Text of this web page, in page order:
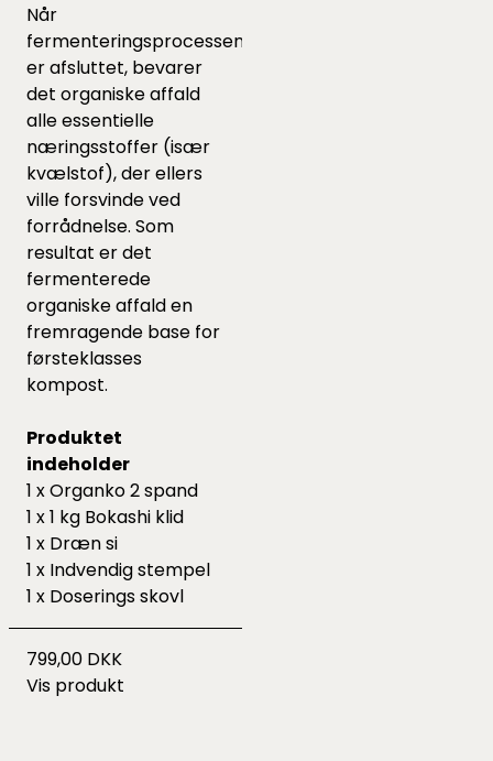
Når
fermenteringsprocessen
er afsluttet, bevarer
det organiske affald
alle essentielle
næringsstoffer (især
kvælstof), der ellers
ville forsvinde ved
forrådnelse. Som
resultat er det
fermenterede
organiske affald en
fremragende base for
førsteklasses
kompost.
Produktet
indeholder
1 x Organko 2 spand
1 x 1 kg Bokashi klid
1 x Dræn si
1 x Indvendig stempel
1 x Doserings skovl
799,00 DKK
Vis produkt